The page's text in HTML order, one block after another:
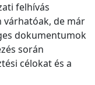
felhívás
várhatóak, de már
dokumentumok
során
célokat és a